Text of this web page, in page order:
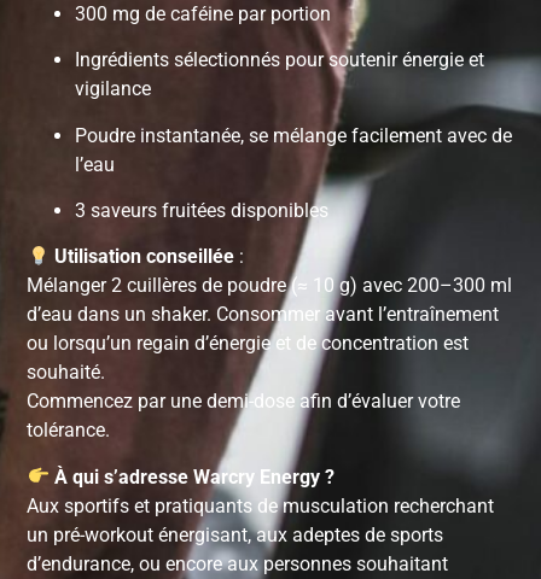
300 mg de caféine par portion
Ingrédients sélectionnés pour soutenir énergie et
vigilance
Poudre instantanée, se mélange facilement avec de
l’eau
3 saveurs fruitées disponibles
Utilisation conseillée:
Mélanger 2 cuillères de poudre (≈ 10 g) avec 200–300 ml
d’eau dans un shaker. Consommer avant l’entraînement
ou lorsqu’un regain d’énergie et de concentration est
souhaité.
Commencez par une demi-dose afin d’évaluer votre
tolérance.
À qui s’adresse Warcry Energy ?
Aux sportifs et pratiquants de musculation recherchant
un pré-workout énergisant, aux adeptes de sports
d’endurance, ou encore aux personnes souhaitant